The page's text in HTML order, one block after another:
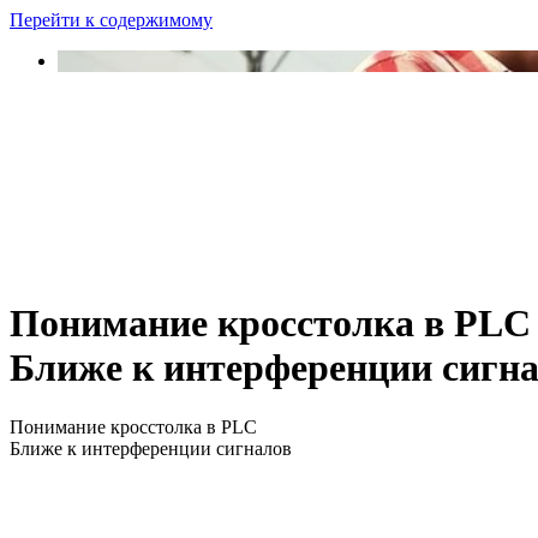
Перейти к содержимому
Понимание кросстолка в PLC
Ближе к интерференции
Понимание кросстолка в PLC
Ближе к интерференции сигналов